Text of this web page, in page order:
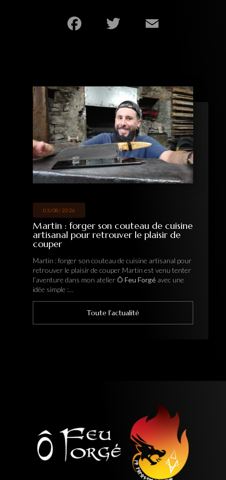
03/08/2026
Martin : forger son couteau de cuisine
artisanal pour retrouver le plaisir de
couper
Martin : forger son couteau de cuisine artisanal pour
retrouver le plaisir de couper Martin est venu tenter
l’aventure dans mon atelierÔ Feu Forgé avec une
idée simple :…
Toute l'actualité